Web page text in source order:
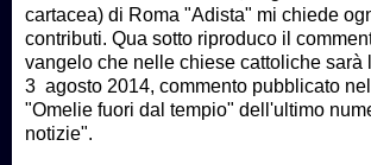
cartacea) di Roma "Adista" mi chiede
contributi. Qua sotto riproduco il
vangelo che nelle chiese cattoliche sarà
3 agosto 2014, commento pubblicato
"Omelie fuori dal tempio" dell'ultimo
notizie".